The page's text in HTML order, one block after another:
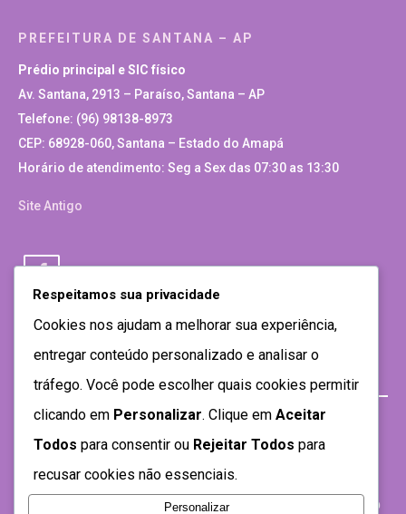
PREFEITURA DE SANTANA – AP
Prédio principal e SIC físico
Av. Santana, 2913 – Paraíso, Santana – AP
Telefone: (96) 98138-8973
CEP: 68928-060, Santana – Estado do Amapá
Horário de atendimento: Seg a Sex das 07:30 as 13:30
Site Antigo
Respeitamos sua privacidade
Cookies nos ajudam a melhorar sua experiência,
entregar conteúdo personalizado e analisar o
tráfego. Você pode escolher quais cookies permitir
clicando em Personalizar. Clique em Aceitar
Todos para consentir ou Rejeitar Todos para
recusar cookies não essenciais.
Personalizar